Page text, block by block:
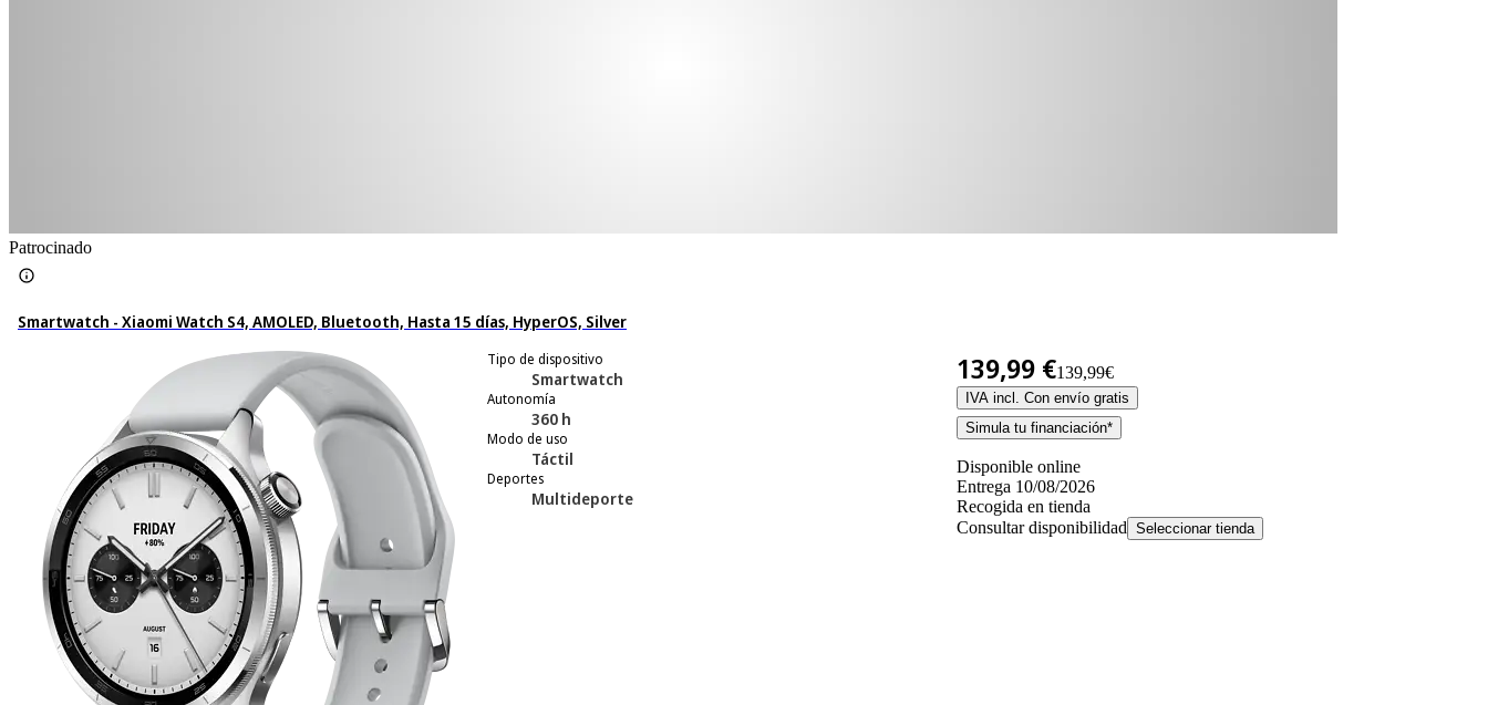
Patrocinado
Smartwatch - Xiaomi Watch S4, AMOLED, Bluetooth, Hasta 15 días, HyperOS, Silver
Tipo de dispositivo
Smartwatch
Autonomía
360 h
Modo de uso
Táctil
Deportes
Multideporte
139,99 €139,99€
IVA incl. Con envío gratis
Simula tu financiación*
Disponible online
Entrega 10/08/2026
Recogida en tienda
Consultar disponibilidad Seleccionar tienda